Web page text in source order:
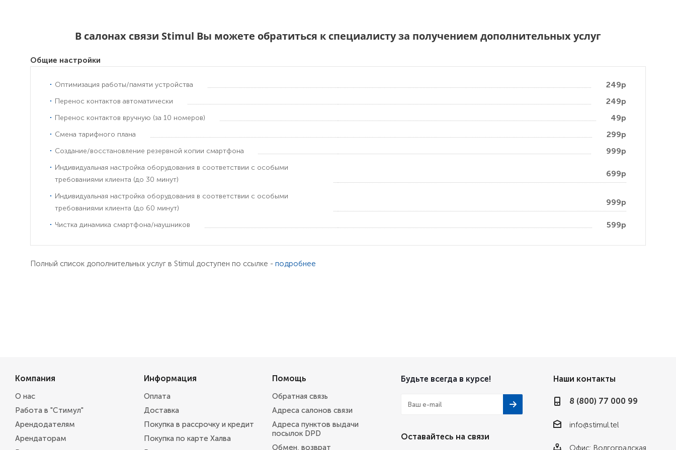
В салонах связи Stimul Вы можете обратиться к специалисту за получением дополнительных услуг
Общие настройки
Оптимизация работы/памяти устройства 249р
Перенос контактов автоматически 249р
Перенос контактов вручную (за 10 номеров) 49р
Смена тарифного плана 299р
Создание/восстановление резервной копии смартфона 999р
Индивидуальная настройка оборудования в соответствии с особыми
требованиями клиента (до 30 минут)
699р
Индивидуальная настройка оборудования в соответствии с особыми
требованиями клиента (до 60 минут)
999р
Чистка динамика смартфона/наушников 599р
Полный список дополнительных услуг в Stimul доступен по ссылке - подробнее
Компания
О нас
Работа в "Стимул"
Арендодателям
Арендаторам
Информация
Оплата
Доставка
Покупка в рассрочку и кредит
Покупка по карте Халва
Помощь
Обратная связь
Адреса салонов связи
Адреса пунктов выдачи
посылок DPD
Обмен, возврат
Будьте всегда в курсе!
Оставайтесь на связи
Наши контакты
8 (800) 77 000 99
info@stimul.tel
Офис: Волгоградская